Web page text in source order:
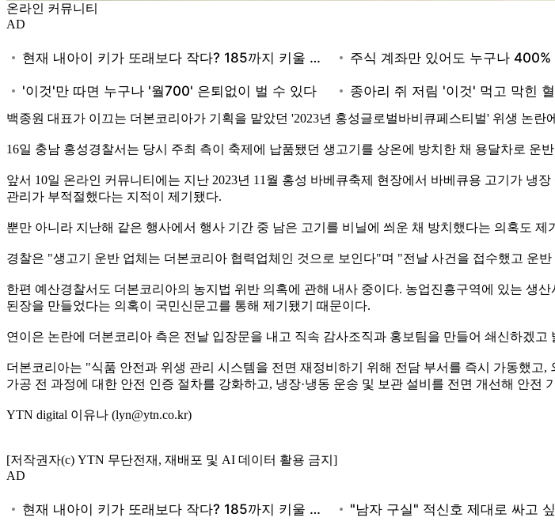
온라인 커뮤니티
AD
백종원 대표가 이끄는 더본코리아가 기획을 맡았던 '2023년 홍성글로벌바비큐페스티벌' 위생 논란
16일 충남 홍성경찰서는 당시 주최 측이 축제에 납품됐던 생고기를 상온에 방치한 채 용달차로 운
앞서 10일 온라인 커뮤니티에는 지난 2023년 11월 홍성 바베큐축제 현장에서 바베큐용 고기가 냉
관리가 부적절했다는 지적이 제기됐다.
뿐만 아니라 지난해 같은 행사에서 행사 기간 중 남은 고기를 비닐에 씌운 채 방치했다는 의혹도 제
경찰은 "생고기 운반 업체는 더본코리아 협력업체인 것으로 보인다"며 "전날 사건을 접수했고 운
한편 예산경찰서도 더본코리아의 농지법 위반 의혹에 관해 내사 중이다. 농업진흥구역에 있는 생
된장을 만들었다는 의혹이 국민신문고를 통해 제기됐기 때문이다.
연이은 논란에 더본코리아 측은 전날 입장문을 내고 직속 감사조직과 홍보팀을 만들어 쇄신하겠고
더본코리아는 "식품 안전과 위생 관리 시스템을 전면 재정비하기 위해 전담 부서를 즉시 가동했
가공 전 과정에 대한 안전 인증 절차를 강화하고, 냉장·냉동 운송 및 보관 설비를 전면 개선해 안전
YTN digital 이유나 (lyn@ytn.co.kr)
[저작권자(c) YTN 무단전재, 재배포 및 AI 데이터 활용 금지]
AD